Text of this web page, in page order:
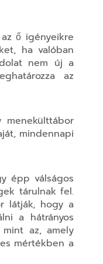
ő igényeikre
ha valóban
nem új a
az
menekülttábor
mindennapi
épp válságos
tárulnak fel.
látják, hogy a
a hátrányos
az, amely
mértékben a